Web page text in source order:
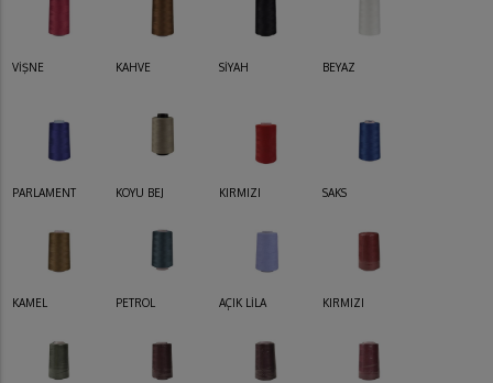
VİŞNE KAHVE SİYAH BEYAZ
PARLAMENT KOYU BEJ KIRMIZI SAKS
KAMEL PETROL AÇIK LİLA KIRMIZI